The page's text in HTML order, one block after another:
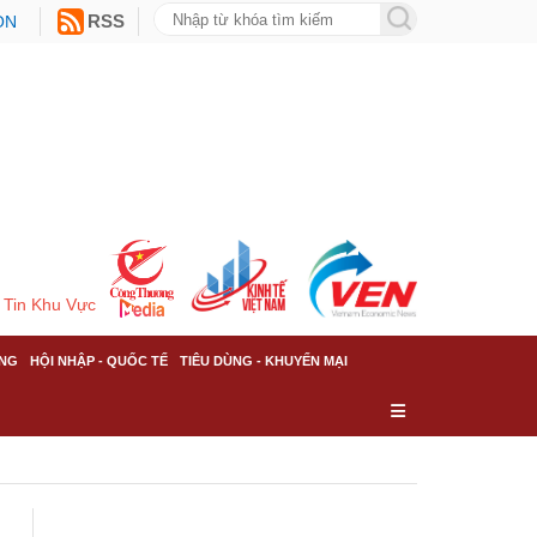
RSS
Tin Khu Vực
HỘI NHẬP - QUỐC TẾ TIÊU DÙNG - KHUYẾN MẠI